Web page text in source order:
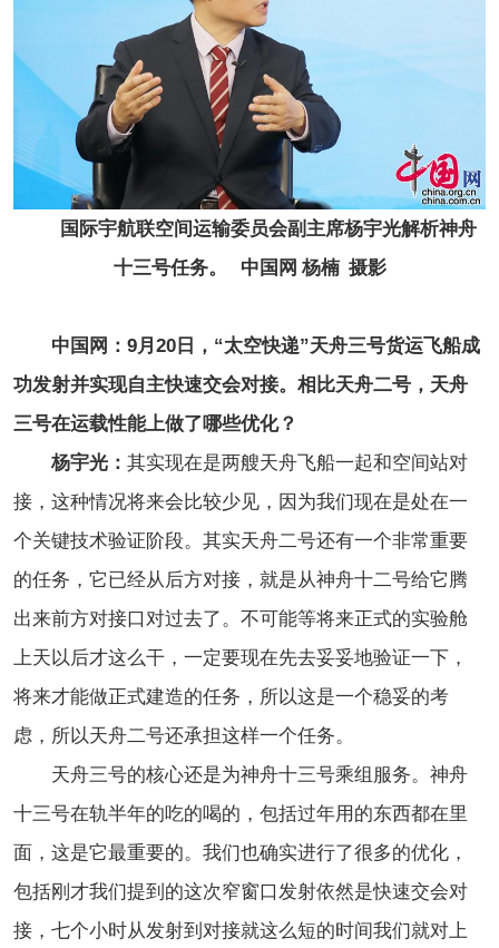
国际宇航联空间运输委员会副主席杨宇光解析神舟
十三号任务。 中国网 杨楠 摄影
中国网：9月20日，“太空快递”天舟三号货运飞船成
功发射并实现自主快速交会对接。相比天舟二号，天舟
三号在运载性能上做了哪些优化？
杨宇光： 其实现在是两艘天舟飞船一起和空间站对
接，这种情况将来会比较少见，因为我们现在是处在一
个关键技术验证阶段。其实天舟二号还有一个非常重要
的任务，它已经从后方对接，就是从神舟十二号给它腾
出来前方对接口对过去了。不可能等将来正式的实验舱
上天以后才这么干，一定要现在先去妥妥地验证一下，
将来才能做正式建造的任务，所以这是一个稳妥的考
虑，所以天舟二号还承担这样一个任务。
天舟三号的核心还是为神舟十三号乘组服务。神舟
十三号在轨半年的吃的喝的，包括过年用的东西都在里
面，这是它最重要的。我们也确实进行了很多的优化，
包括刚才我们提到的这次窄窗口发射依然是快速交会对
接，七个小时从发射到对接就这么短的时间我们就对上